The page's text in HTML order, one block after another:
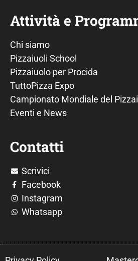
Attività e
Chi siamo
Pizzaiuoli School
Pizzaiuolo per Procida
TuttoPizza Expo
Campionato Mondiale del
Eventi e News
Contatti
Scrivici
Facebook
Instagram
Whatsapp